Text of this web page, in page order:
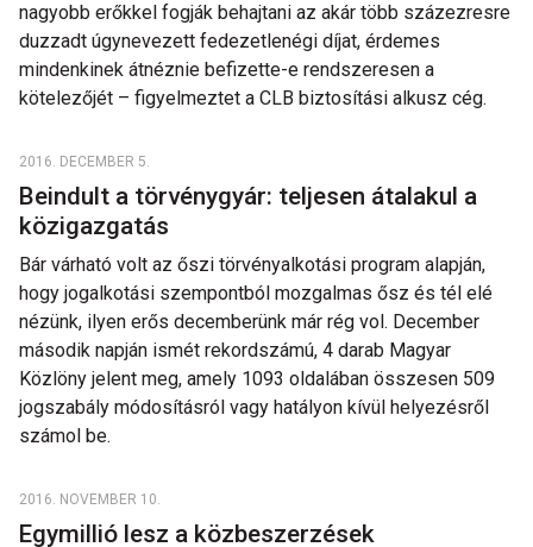
nagyobb erőkkel fogják behajtani az akár több százezresre
duzzadt úgynevezett fedezetlenégi díjat, érdemes
mindenkinek átnéznie befizette-e rendszeresen a
kötelezőjét – figyelmeztet a CLB biztosítási alkusz cég.
2016. DECEMBER 5.
Beindult a törvénygyár: teljesen átalakul a
közigazgatás
Bár várható volt az őszi törvényalkotási program alapján,
hogy jogalkotási szempontból mozgalmas ősz és tél elé
nézünk, ilyen erős decemberünk már rég vol. December
második napján ismét rekordszámú, 4 darab Magyar
Közlöny jelent meg, amely 1093 oldalában összesen 509
jogszabály módosításról vagy hatályon kívül helyezésről
számol be.
2016. NOVEMBER 10.
Egymillió lesz a közbeszerzések